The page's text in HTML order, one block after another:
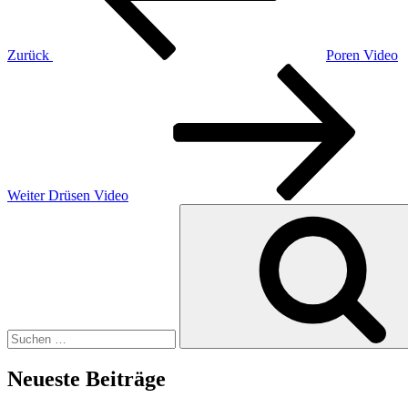
Zurück
Poren Video
Weiter Drüsen Video
Neueste Beiträge